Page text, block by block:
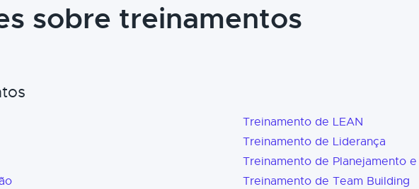
sobre treinamentos
Treinamento de LEAN
Treinamento de Liderança
Treinamento de Planejamento
Treinamento de Team Building